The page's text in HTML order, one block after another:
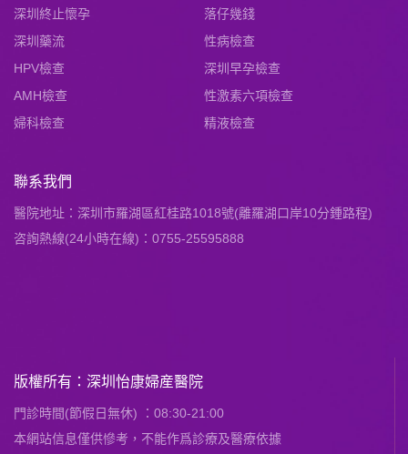
深圳終止懷孕
落仔幾錢
深圳藥流
性病檢查
HPV檢查
深圳早孕檢查
AMH檢查
性激素六項檢查
婦科檢查
精液檢查
聯系我們
醫院地址：深圳市羅湖區紅桂路1018號(離羅湖口岸10分鍾路程)
咨詢熱線(24小時在線)：0755-25595888
版權所有：深圳怡康婦産醫院
門診時間(節假日無休) ：08:30-21:00
本網站信息僅供慘考，不能作爲診療及醫療依據